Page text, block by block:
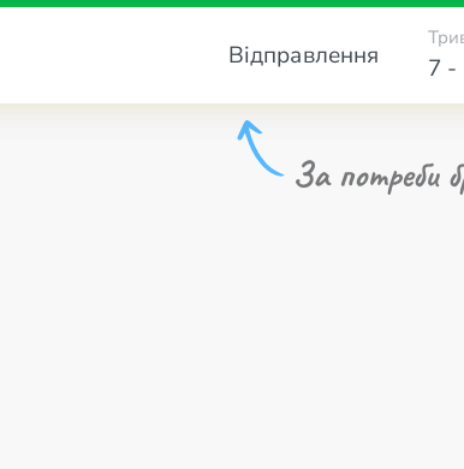
Відправлення 7 -
За потреби